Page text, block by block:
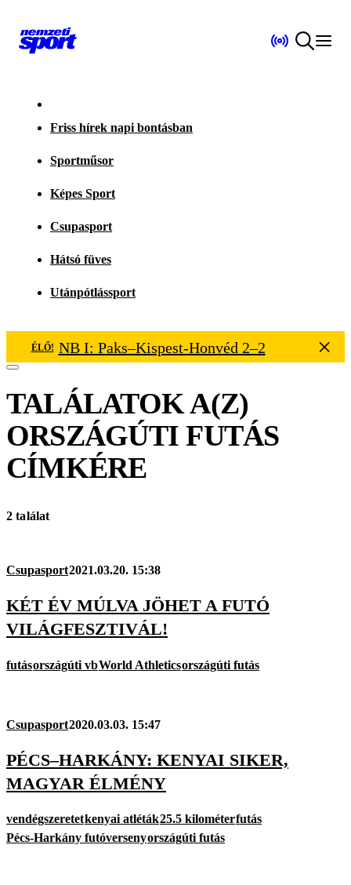
Friss hírek napi bontásban
Sportműsor
Képes Sport
Csupasport
Hátsó füves
Utánpótlássport
ÉLŐ! NB I: Paks–Kispest-Honvéd 2–2
TALÁLATOK A(Z)
ORSZÁGÚTI FUTÁS
CÍMKÉRE
2 találat
Csupasport2021.03.20. 15:38
KÉT ÉV MÚLVA JÖHET A FUTÓ
VILÁGFESZTIVÁL!
futásországúti vbWorld Athleticsországúti futás
Csupasport2020.03.03. 15:47
PÉCS–HARKÁNY: KENYAI SIKER,
MAGYAR ÉLMÉNY
vendégszeretetkenyai atléták25.5 kilométerfutás
Pécs-Harkány futóversenyországúti futás